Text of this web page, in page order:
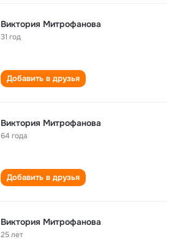
Виктория Митрофанова
31 год
Добавить в друзья
Виктория Митрофанова
64 года
Добавить в друзья
Виктория Митрофанова
25 лет